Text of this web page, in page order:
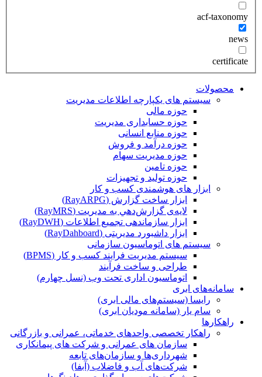
acf-taxonomy
news
certificate
محصولات
سیستم های یکپارچه اطلاعات مدیریت
حوزه مالی
حوزه حسابداری مدیریت
حوزه منابع انسانی
حوزه درآمد و فروش
حوزه مدیریت سهام
حوزه تامین
حوزه تولید و تجهیزات
ابزار های هوشمندی کسب و کار
ابزار ساخت گزارش (RayARPG)
لایه‌ی گزارش‌دهي به مديريت (RayMRS)
ابزار سازماندهی تجمیع اطلاعات (RayDWH)
ابزار داشبورد مدیریتی (RayDahboard)
سیستم های اتوماسیون سازمانی
سیستم مدیریت فرایند کسب و کار (BPMS)
طراحی و ساخت فرآیند
اتوماسیون اداری تحت وب (نسل چهارم)
سامانه‌های ابری
رایسا (سیستم‌های مالی ابری)
سام یار (سامانه مودیان ابری)
راهکارها
راهکار تخصصی واحدهای خدماتی، عمرانی و بازرگانی
سازمان های عمرانی و شرکت های پیمانکاری
شهرداری‌ها و سازمان‌های تابعه
شرکت‌های آب و فاضلاب (آبفا)